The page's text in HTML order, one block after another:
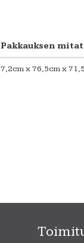
Pakkauksen mitat
7,2cm x 76,5cm x